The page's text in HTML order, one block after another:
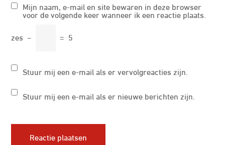
Mijn naam, e-mail en site bewaren in deze browser
voor de volgende keer wanneer ik een reactie plaats.
zes − = 5
Stuur mij een e-mail als er vervolgreacties zijn.
Stuur mij een e-mail als er nieuwe berichten zijn.